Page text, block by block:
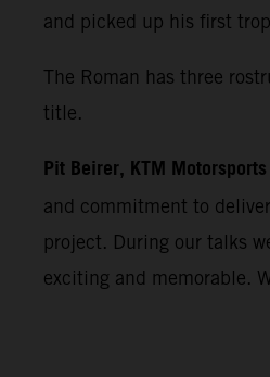
and picked up his first
The Roman has three
title.
Pit Beirer, KTM
and commitment to
project. During our talks
exciting and memorable.